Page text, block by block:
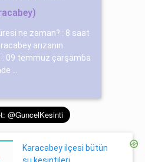
ne zaman? : 8 saat
arızanın
: 09 temmuz çarşamba
...
Karacabey ilçesi bütün
su kesintileri